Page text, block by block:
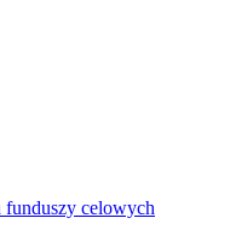
funduszy celowych